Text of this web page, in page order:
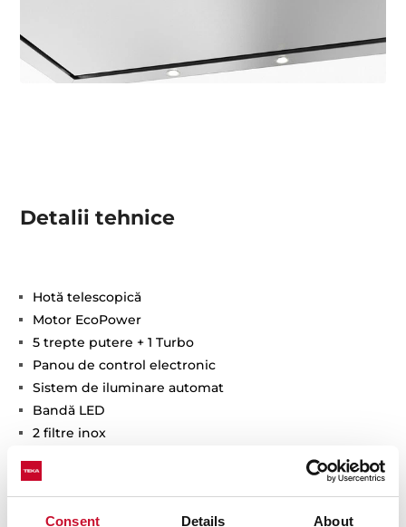
Consent Details About
Detalii tehnice
Hotă telescopică
Motor EcoPower
5 trepte putere + 1 Turbo
Panou de control electronic
Sistem de iluminare automat
Bandă LED
2 filtre inox
Panou frontal cu posibilitatea de înlocuire (ex: cu
panou identic cu mobilă de bucătărie)
Panou frontal din cristal alb
Free Outlet: 393 m3/h